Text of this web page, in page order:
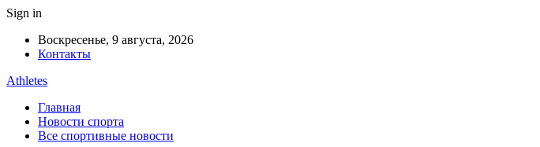
Sign in
Воскресенье, 9 августа, 2026
Контакты
Athletes
Главная
Новости спорта
Все спортивные новости